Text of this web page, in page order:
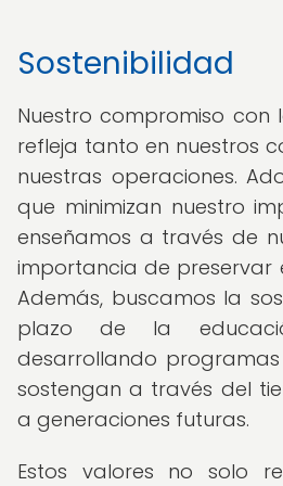
Sostenibilidad
Nuestro compromiso con
refleja tanto en nuestros
nuestras operaciones.
que minimizan nuestro
enseñamos a través de
importancia de preservar
Además, buscamos la
plazo de la
desarrollando
sostengan a través del
a generaciones futuras.
Estos valores no solo